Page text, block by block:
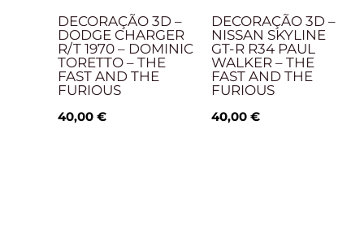
DECORAÇÃO 3D –
DODGE CHARGER
R/T 1970 – DOMINIC
TORETTO – THE
FAST AND THE
FURIOUS
40,00 €
DECORAÇÃO 3D –
NISSAN SKYLINE
GT-R R34 PAUL
WALKER – THE
FAST AND THE
FURIOUS
40,00 €